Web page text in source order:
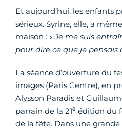
Et aujourd’hui, les enfants
sérieux. Syrine, elle, a
maison : « Je me suis
pour dire ce que je pensais
La séance d’ouverture du
images (Paris Centre), en
Alysson Paradis et
parrain de la 21e édition du
de la fête. Dans une